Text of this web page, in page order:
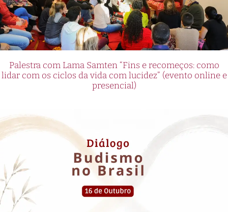
Palestra com Lama Samten “Fins e recomeços: como
lidar com os ciclos da vida com lucidez” (evento online e
presencial)